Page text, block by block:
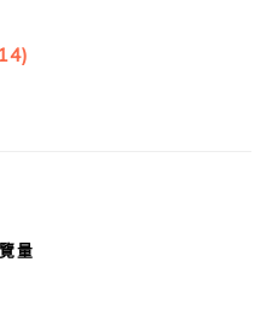
量